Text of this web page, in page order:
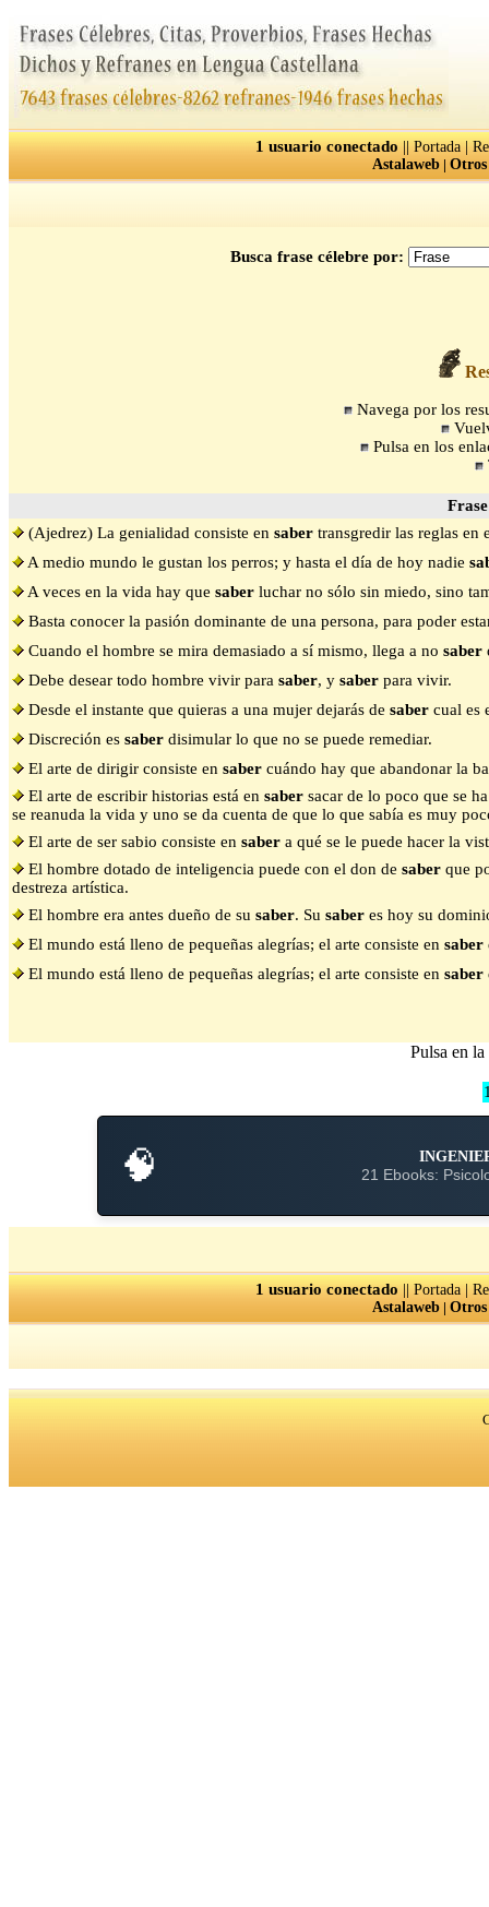
1 usuario conectado||Portada|
Astalaweb|
Busca frase célebre por:
Navega por los
Pulsa en los
Frase
(Ajedrez) La genialidad consiste en saber transgredir las reglas en
A medio mundo le gustan los perros; y hasta el día de hoy nadie
A veces en la vida hay que saber luchar no sólo sin miedo, sino
Basta conocer la pasión dominante de una persona, para poder
Cuando el hombre se mira demasiado a sí mismo, llega a no saber
Debe desear todo hombre vivir para saber, y saber para vivir.
Desde el instante que quieras a una mujer dejarás de saber cual es
Discreción es saber disimular lo que no se puede remediar.
El arte de dirigir consiste en saber cuándo hay que abandonar la
El arte de escribir historias está en saber sacar de lo poco que se
se reanuda la vida y uno se da cuenta de que lo que sabía es muy
El arte de ser sabio consiste en saber a qué se le puede hacer la
El hombre dotado de inteligencia puede con el don de saber que
destreza artística.
El hombre era antes dueño de su saber. Su saber es hoy su
El mundo está lleno de pequeñas alegrías; el arte consiste en saber
El mundo está lleno de pequeñas alegrías; el arte consiste en saber
Pulsa en la
🧠 21 Ebooks:
1 usuario conectado||Portada|
Astalaweb|